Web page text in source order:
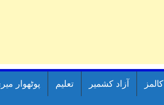
کالمز آزاد کشمیر تعلیم پوٹھوار